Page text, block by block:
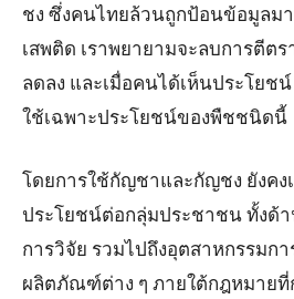
ชง ซึ่งคนไทยล้วนถูกป้อนข้อมูลม
เสพติด เราพยายามจะลบการตีต
ลดลง และเมื่อคนได้เห็นประโยช
ใช้เฉพาะประโยชน์ของพืชชนิดนี้
โดยการใช้กัญชาและกัญชง ยังคง
ประโยชน์ต่อกลุ่มประชาชน ทั้งด้
การวิจัย รวมไปถึงอุตสาหกรรมก
ผลิตภัณฑ์ต่าง ๆ ภายใต้กฎหมาย